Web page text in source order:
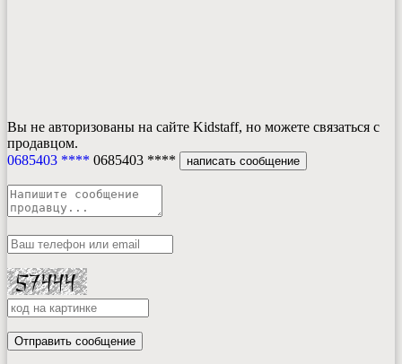
Вы не авторизованы на сайте Kidstaff, но можете связаться с
продавцом.
0685403 **** 0685403 **** написать сообщение
Отправить сообщение